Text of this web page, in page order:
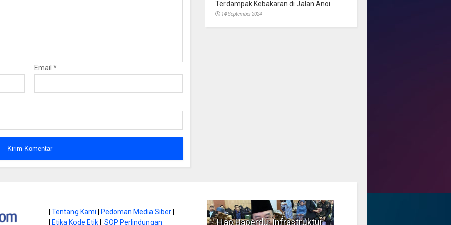
Email *
Terdampak Kebakaran di Jalan Anoi
14 September 2024
|Tentang Kami Pedoman Media Siber
Etika Kode Etik |SOP Perlindungan
di Gunung
Hap Baperdu: Infrastruktur